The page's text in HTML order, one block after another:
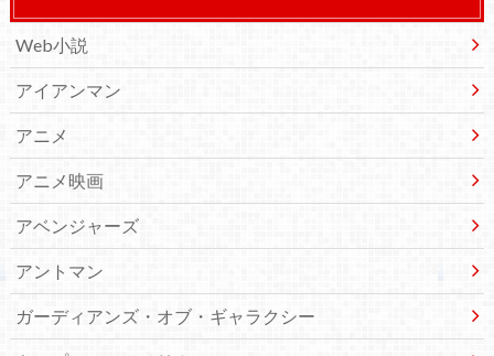
Web小説
アイアンマン
アニメ
アニメ映画
アベンジャーズ
アントマン
ガーディアンズ・オブ・ギャラクシー